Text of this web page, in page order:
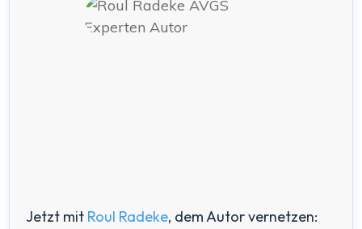
Jetzt mit Roul Radeke, dem Autor vernetzen: